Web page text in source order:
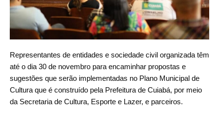
Representantes de entidades e sociedade civil organizada têm
até o dia 30 de novembro para encaminhar propostas e
sugestões que serão implementadas no Plano Municipal de
Cultura que é construído pela Prefeitura de Cuiabá, por meio
da Secretaria de Cultura, Esporte e Lazer, e parceiros.